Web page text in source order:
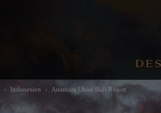
Indonesien Anantara Ubud Bali Resort